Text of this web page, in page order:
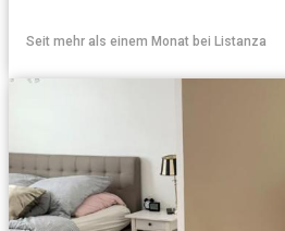
Seit mehr als einem Monat bei Listanza